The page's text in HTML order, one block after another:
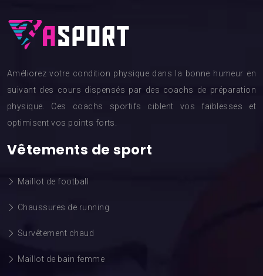
Améliorez votre condition physique dans la bonne humeur en
suivant des cours dispensés par des coachs de préparation
physique. Ces coachs sportifs ciblent vos faiblesses et
optimisent vos points forts.
Vêtements de sport
Maillot de football
Chaussures de running
Survêtement chaud
Maillot de bain femme